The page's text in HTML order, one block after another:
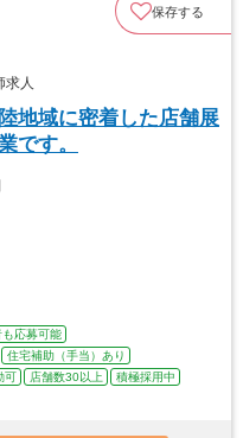
保存する
人
地域に密着した店舗展
です。
応募可能
住宅補助（手当）あり
可 店舗数30以上
積極採用中